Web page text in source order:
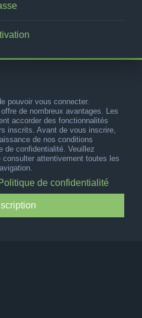
pouvoir vous connecter.
de nombreux avantages. Les
accorder des fonctionnalités
inscrits. Avant de vous inscrire,
de nos conditions
de confidentialité. Veuillez
attentivement toutes les
de confidentialité